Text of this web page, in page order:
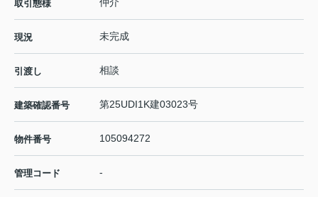
取引態様
現況 未完成
引渡し 相談
建築確認番号 第25UDI1K建03023号
物件番号 105094272
管理コード -